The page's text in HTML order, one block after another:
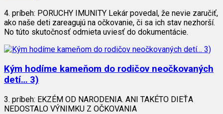
4. príbeh: PORUCHY IMUNITY Lekár povedal, že nevie zaručiť,
ako naše deti zareagujú na očkovanie, či sa ich stav nezhorší.
No túto skutočnosť odmieta uviesť do dokumentácie.
Kým hodíme kameňom do rodičov neočkovaných
detí… 3)
3. príbeh: EKZÉM OD NARODENIA. ANI TAKÉTO DIEŤA
NEDOSTALO VÝNIMKU Z OČKOVANIA